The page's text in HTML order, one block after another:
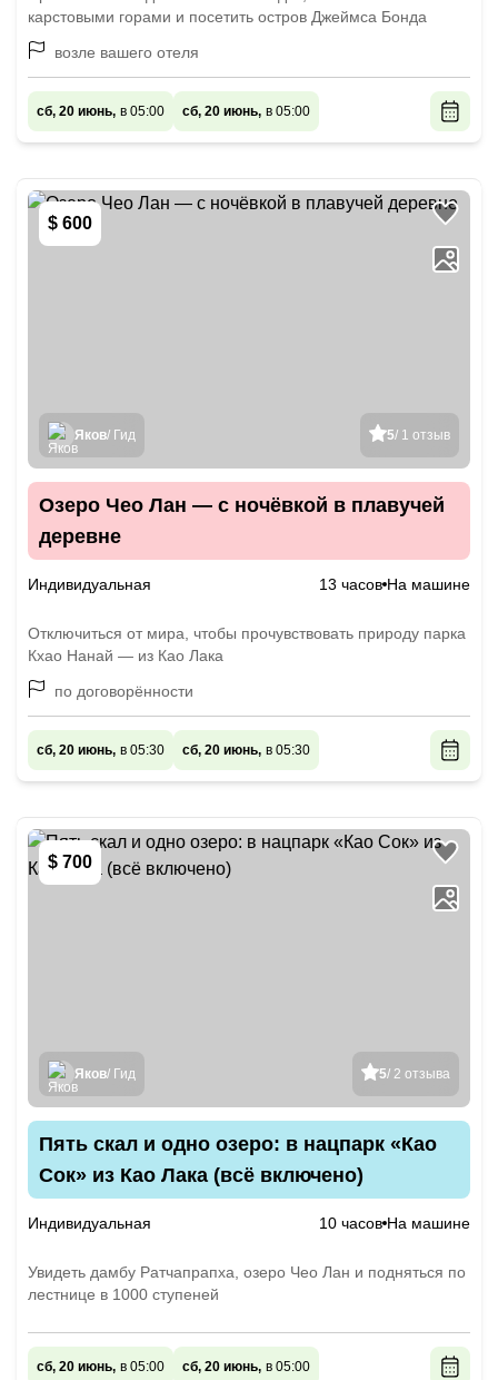
карстовыми горами и посетить остров Джеймса Бонда
возле вашего отеля
сб, 20 июнь, в 05:00 сб, 20 июнь, в 05:00
$ 600
5/ 1 отзыв
Яков/ Гид
Озеро Чео Лан — с ночёвкой в плавучей
деревне
Индивидуальная 13 часов На машине
Отключиться от мира, чтобы прочувствовать природу парка
Кхао Нанай — из Као Лака
по договорённости
сб, 20 июнь, в 05:30 сб, 20 июнь, в 05:30
$ 700
5/ 2 отзыва
Яков/ Гид
Пять скал и одно озеро: в нацпарк «Као
Сок» из Као Лака (всё включено)
Индивидуальная 10 часов На машине
Увидеть дамбу Ратчапрапха, озеро Чео Лан и подняться по
лестнице в 1000 ступеней
сб, 20 июнь, в 05:00 сб, 20 июнь, в 05:00